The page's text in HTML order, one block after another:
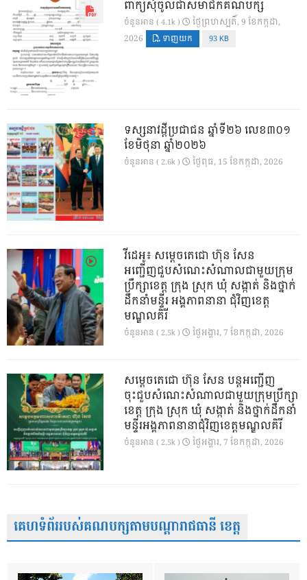
ពាក្យសុំចូលជាសមាជិកគណបក្ស
ចំនួនអាន ( 4.1k )
ថ្ងៃ​ព្រហស្បតិ៍, 9 ខែ​កក្កដា,
2026
ទាញយក 93 KB
ទស្សនាវដ្ដីប្រជាជន ឆ្នាំទី២៦ លេខ៣០១
ខែមិថុនា ឆ្នាំ២០២៦
ចំនួនអាន ( 2.6k ) ថ្ងៃ​ពុធ, 15 ខែ​កក្កដា, 2026
វីដេអូ៖ សម្តេចតេជោ ហ៊ុន សែន
អញ្ជើញជួបសំណេះសំណាលជាមួយក្រុម
ប្រឹក្សាខេត្ត ក្រុង ស្រុក ឃុំ សង្កាត់ និងថ្នាក់
ដឹកនាំមន្ទីរ អង្គភាពនានា ជុំវិញខេត្ត
មណ្ឌលគិរី
ចំនួនអាន ( 2.5k ) ថ្ងៃ​អង្គារ, 7 ខែ​កក្កដា, 2026
សម្តេចតេជោ ហ៊ុន សែន បន្តអញ្ជើញ
ចុះជួបសំណេះសំណាលជាមួយក្រុមប្រឹក្សា
ខេត្ត ក្រុង ស្រុក ឃុំ សង្កាត់ និងថ្នាក់ដឹកនាំ
មន្ទីរអង្គភាពនានាជុំវិញខេត្តមណ្ឌលគិរី
ចំនួនអាន ( 2.5k ) ថ្ងៃ​អង្គារ, 7 ខែ​កក្កដា, 2026
គេហទំព័ររបស់គណបក្សតាមបណ្តារាជធានី ខេត្ត